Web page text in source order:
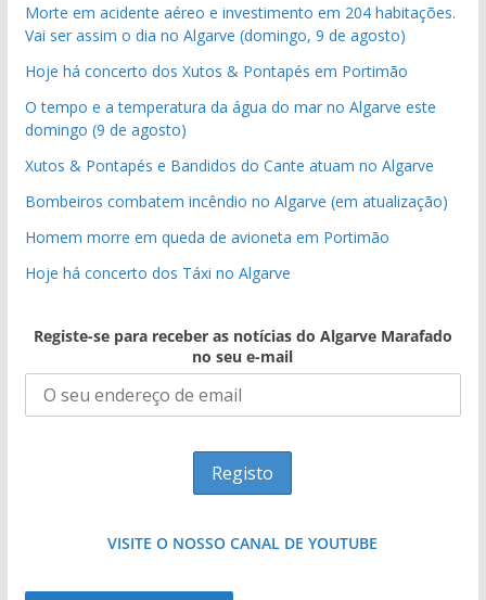
Morte em acidente aéreo e investimento em 204 habitações.
Vai ser assim o dia no Algarve (domingo, 9 de agosto)
Hoje há concerto dos Xutos & Pontapés em Portimão
O tempo e a temperatura da água do mar no Algarve este
domingo (9 de agosto)
Xutos & Pontapés e Bandidos do Cante atuam no Algarve
Bombeiros combatem incêndio no Algarve (em atualização)
Homem morre em queda de avioneta em Portimão
Hoje há concerto dos Táxi no Algarve
Registe-se para receber as notícias do Algarve Marafado
no seu e-mail
VISITE O NOSSO CANAL DE YOUTUBE